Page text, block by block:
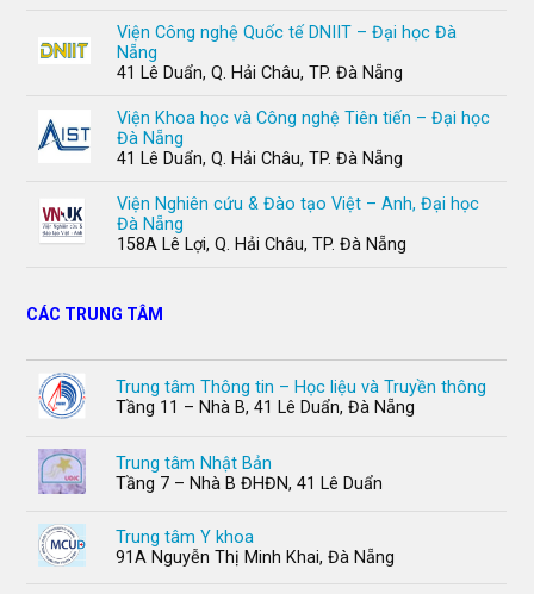
Viện Công nghệ Quốc tế DNIIT – Đại học Đà
Nẵng
41 Lê Duẩn, Q. Hải Châu, TP. Đà Nẵng
Viện Khoa học và Công nghệ Tiên tiến – Đại học
Đà Nẵng
41 Lê Duẩn, Q. Hải Châu, TP. Đà Nẵng
Viện Nghiên cứu & Đào tạo Việt – Anh, Đại học
Đà Nẵng
158A Lê Lợi, Q. Hải Châu, TP. Đà Nẵng
CÁC TRUNG TÂM
Trung tâm Thông tin – Học liệu và Truyền thông
Tầng 11 – Nhà B, 41 Lê Duẩn, Đà Nẵng
Trung tâm Nhật Bản
Tầng 7 – Nhà B ĐHĐN, 41 Lê Duẩn
Trung tâm Y khoa
91A Nguyễn Thị Minh Khai, Đà Nẵng